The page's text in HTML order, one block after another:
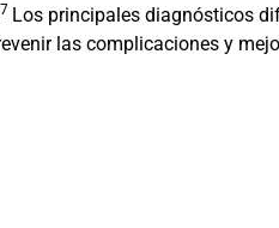
7 Los principales diagnósticos
las complicaciones y